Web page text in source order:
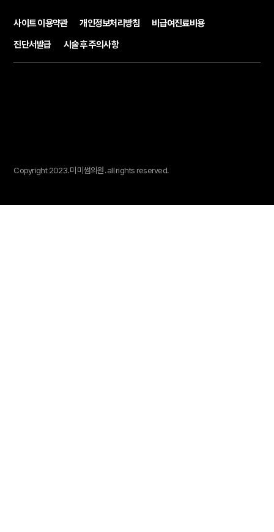
사이트 이용약관 개인정보처리방침
비급여진료비용
진단서발급
시술 후 주의사항
Copyright 2023.미미썸의원.all rights reserved.